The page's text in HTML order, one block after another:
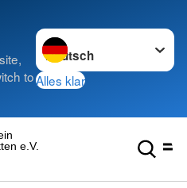
to
Sprache wechseln zu
Alles klar
e.V.